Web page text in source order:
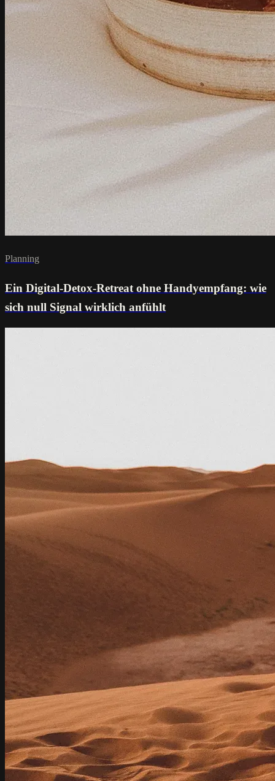
Planning
Ein Digital-Detox-Retreat ohne Handyempfang: wie
sich null Signal wirklich anfühlt